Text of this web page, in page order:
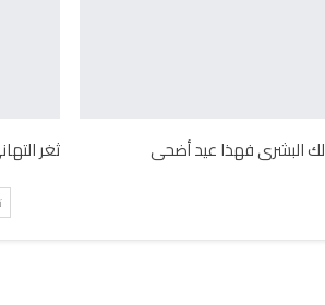
لك البشرى فهذا عيد أضحى ثغر